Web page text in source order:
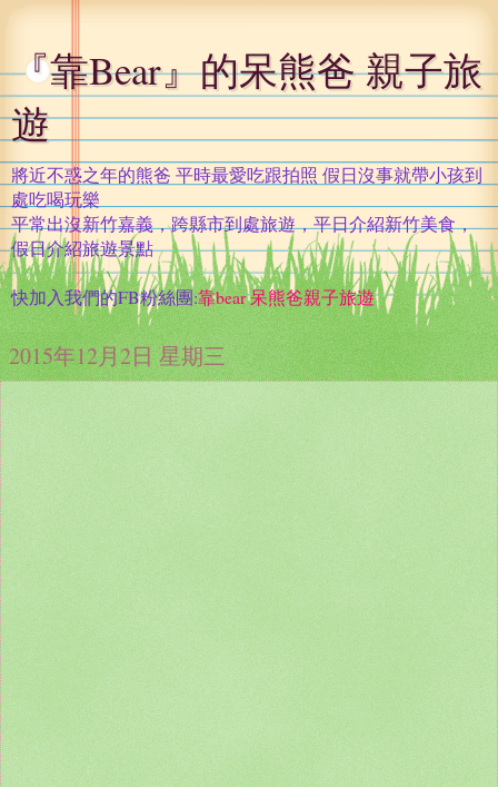
『靠Bear』的呆熊爸 親子旅
遊
將近不惑之年的熊爸 平時最愛吃跟拍照 假日沒事就帶小孩到
處吃喝玩樂
平常出沒新竹嘉義，跨縣市到處旅遊，平日介紹新竹美食，
假日介紹旅遊景點
快加入我們的FB粉絲團:靠bear 呆熊爸親子旅遊
2015年12月2日 星期三